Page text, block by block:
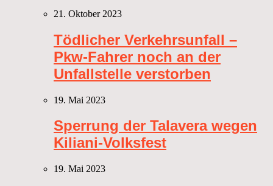
21. Oktober 2023
Tödlicher Verkehrsunfall –
Pkw-Fahrer noch an der
Unfallstelle verstorben
19. Mai 2023
Sperrung der Talavera wegen
Kiliani-Volksfest
19. Mai 2023